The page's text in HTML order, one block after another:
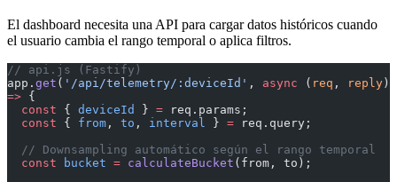
El dashboard necesita una API para cargar datos históricos cuando
el usuario cambia el rango temporal o aplica filtros.
// api.js (Fastify)
app. get ( '/api/telemetry/:deviceId' , async ( req , reply
=> {
  const
{ deviceId } = req.params;
  const
{ from , to , interval } = req.query;
  // Downsampling automático según el rango temporal
  const
bucket = calculateBucket (from, to);